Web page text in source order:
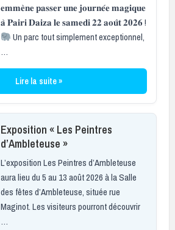
𝐞𝐦𝐦𝐞̀𝐧𝐞 𝐩𝐚𝐬𝐬𝐞𝐫 𝐮𝐧𝐞 𝐣𝐨𝐮𝐫𝐧𝐞́𝐞 𝐦𝐚𝐠𝐢𝐪𝐮𝐞
𝐚̀ 𝐏𝐚𝐢𝐫𝐢 𝐃𝐚𝐢𝐳𝐚 𝐥𝐞 𝐬𝐚𝐦𝐞𝐝𝐢 𝟐𝟐 𝐚𝐨𝐮̂𝐭 𝟐𝟎𝟐𝟔 !
Un parc tout simplement exceptionnel,
…
Lire la suite »
Exposition « Les Peintres
d’Ambleteuse »
L’exposition Les Peintres d’Ambleteuse
aura lieu du 5 au 13 août 2026 à la Salle
des fêtes d’Ambleteuse, située rue
Maginot. Les visiteurs pourront découvrir
…